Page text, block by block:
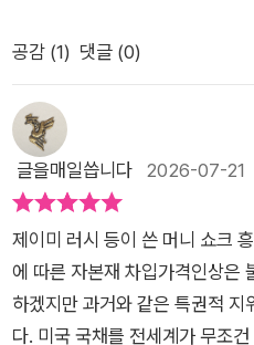
부의 불평등 심화에서 다루겠지
술의 혜택이 주로 부유층에 집중
구구조의 영향(저출산 & 고령화
가 빨라지고 수익성 있는 투자 기
인은 대개 돈을 벌어 저축한다.
투자해서 비상금과 은퇴 자금을
끼친다. 생산가능인구가 증가해
럼 저축 수요를 증가시키는 요
이 있다. 반대로 부양비가 하락
스레 받을 수 있는 '이자'라고
래서 정확하게 대체할 수 있는
려 한다. 암튼 그동안 '자연이자
하락하기만 했지만, 2010년대 '
를 보이고 있다고 이 책은 분석
오름세를 유지하면서 '자연이자
고 한다. 다시 말해, 그동안에는 '
너무 많이 돌게 되었고, 이로 인
'양적완화'를 해가면서 더는 금
없을 때 유용하게 써먹었는데,
인 금리’라는 것도 알게 되었다.
율이 왜 중요하고 그것이 앞으로
통계치 등을 통해서 지난 수십 년
대가 이어져왔는지를 설명한다.
의 수요보다는 공급이 많았던 것
림, 기술 업그레이드 비용 감소,
의 둔화 등등이 그 원인으로 제
락했던 자연이자율이 최근 다
공감 (1) 댓글 (0)
글을매일씁니다 2026-07-21
제이미 러시 등이 쓴 머니 쇼크
에 따른 자본재 차입가격인상은
하겠지만 과거와 같은 특권적 지
다. 미국 국채를 전세계가 무조